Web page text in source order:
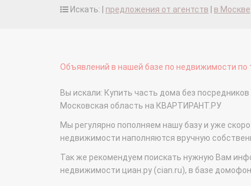
Искать: | предложения от агентств в Москве
Объявлений в нашей базе по недвижимости по
Вы искали: Купить часть дома без
Московская область на КВАРТИРАНТ.РУ
Мы регулярно пополняем нашу базу и уже
недвижимости наполняются вручную
Так же рекомендуем поискать нужную Вам
недвижимости циан.ру (cian.ru), в базе